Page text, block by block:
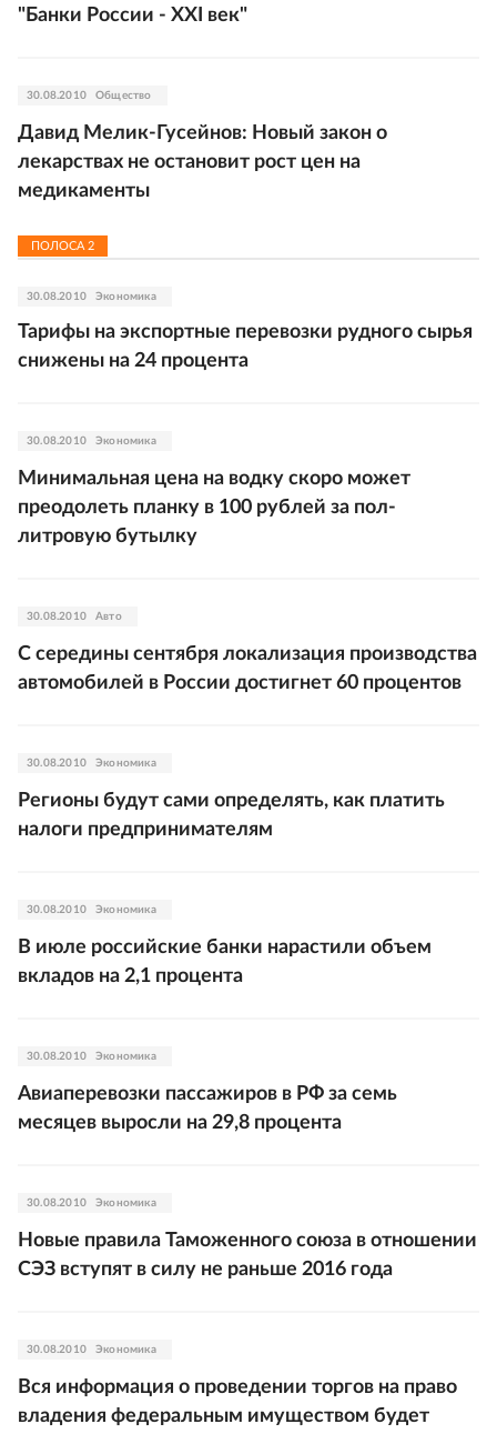
"Банки России - XXI век"
30.08.2010 Общество
Давид Мелик-Гусейнов: Новый закон о
лекарствах не остановит рост цен на
медикаменты
ПОЛОСА 2
30.08.2010 Экономика
Тарифы на экспортные перевозки рудного сырья
снижены на 24 процента
30.08.2010 Экономика
Минимальная цена на водку скоро может
преодолеть планку в 100 рублей за пол-
литровую бутылку
30.08.2010 Авто
С середины сентября локализация производства
автомобилей в России достигнет 60 процентов
30.08.2010 Экономика
Регионы будут сами определять, как платить
налоги предпринимателям
30.08.2010 Экономика
В июле российские банки нарастили объем
вкладов на 2,1 процента
30.08.2010 Экономика
Авиаперевозки пассажиров в РФ за семь
месяцев выросли на 29,8 процента
30.08.2010 Экономика
Новые правила Таможенного союза в отношении
СЭЗ вступят в силу не раньше 2016 года
30.08.2010 Экономика
Вся информация о проведении торгов на право
владения федеральным имуществом будет